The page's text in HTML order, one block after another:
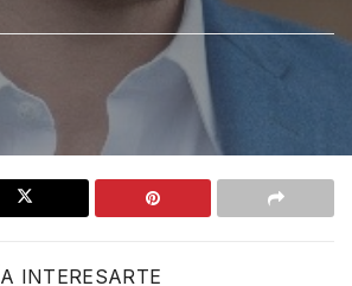
INTERESARTE